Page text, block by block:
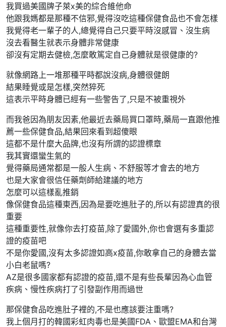
我買過美國牌子萊x美的綜合維他命
他跟我媽都是那種不信邪,覺得沒吃這種保健食品也不會怎樣
我覺得老一輩子的人,總覺得自己只要平時沒感冒、沒生病
沒去看醫生就表示身體非常健康
卻沒有定期去健檢,怎麼敢篤定自己身體就是很健康的?
就像網路上一堆那種平時都說沒病,身體很健朗
結果睡覺或是怎樣,突然猝死
這表示平時身體已經有一些警告了,只是不被重視外
而我爸因為朋友因素,他最近去藥局買口罩時,藥局一直跟他推
薦一些保健食品,結果回來看到超傻眼
這都不是什麼大品牌,也沒有所謂的認證標章
我其實還蠻生氣的
覺得藥局通常都是一般人生病、不舒服等才會去的地方
也是大家會很信任藥劑師給建議的地方
怎麼可以這樣亂推銷
像保健食品這種東西,因為是要吃進肚子的,所以有認證真的很
重要
這種重要性,就像你去打疫苗,除了愛國外,你也會選有多重認
證的疫苗吧
不是你愛國,沒有太多認證如高x疫苗,你敢拿自己的身體去當
小白老鼠嗎?
AZ是很多國家都有認證的疫苗,還不是有些長輩因為心血管
疾病、慢性疾病打了引發副作用而過世
那保健食品吃進肚子裡的,不是也應該要注重嗎?
我上個月打的韓國彩虹肉毒也是美國FDA、歐盟EMA和台灣